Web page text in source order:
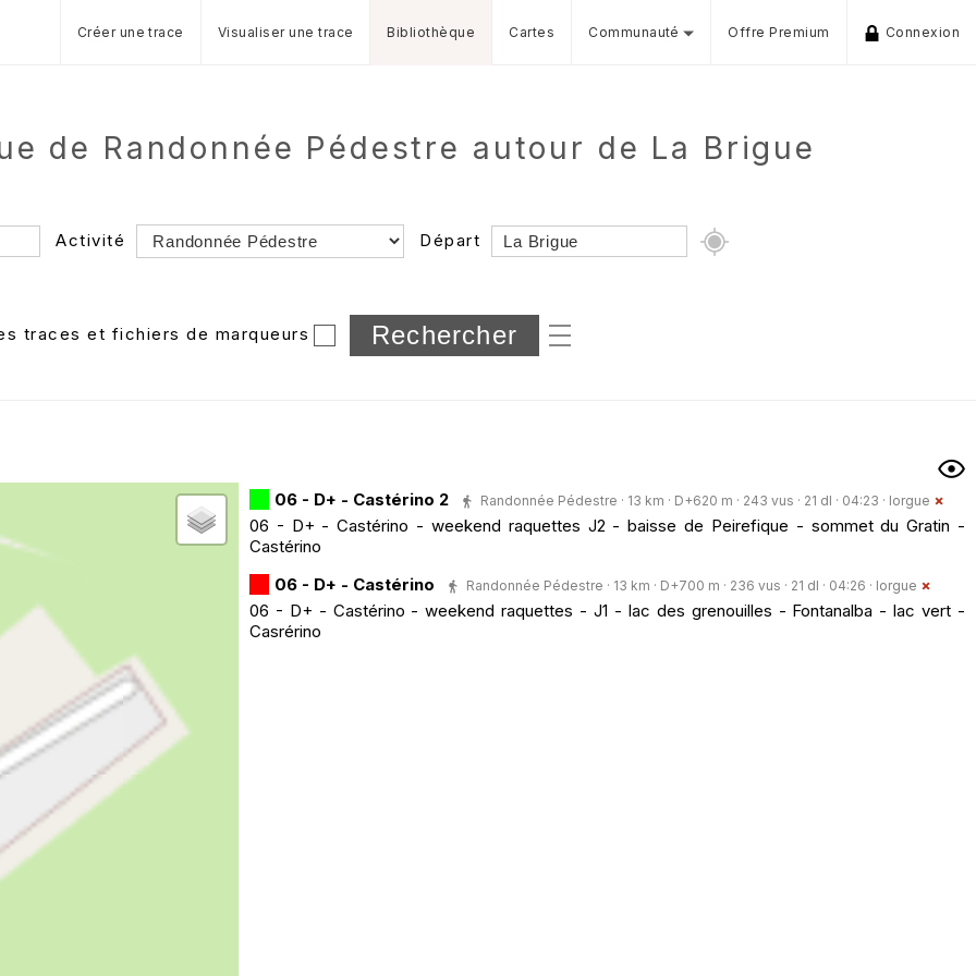
Créer une trace Visualiser une trace Bibliothèque Cartes Communauté Offre Premium Connexion
de Randonnée Pédestre autour de La Brigue
Activité Départ
Dossier
et sous-dossiers
traces et fichiers de marqueurs
06 - D+ - Castérino 2 Randonnée Pédestre · 13 km · D+620 m · 243 vus · 21 dl · 04:23 · lorgue
06 - D+ - Castérino - weekend raquettes J2 - baisse de Peirefique - sommet du Gratin -
Castérino
06 - D+ - Castérino
Randonnée Pédestre · 13 km · D+700 m · 236 vus · 21 dl · 04:26 · lorgue
06 - D+ - Castérino - weekend raquettes - J1 - lac des grenouilles - Fontanalba - lac vert -
Casrérino